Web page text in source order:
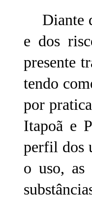
Diante
e dos
presente
tendo
por
Itapoã e
perfil dos
o uso, as